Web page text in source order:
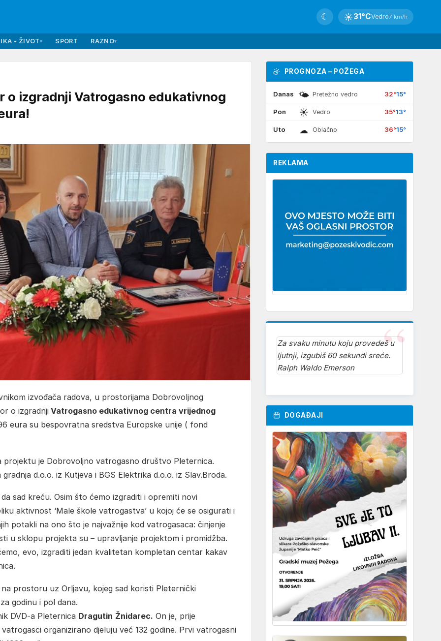
☀31°CVedro7 km/h
☾
- ŽIVOT▾ SPORT RAZNO▾
o izgradnji Vatrogasno edukativnog
izvođača radova, u prostorijama Dobrovoljnog
o izgradnji Vatrogasno edukativnog centra vrijednog
eura su bespovratna sredstva Europske unije ( fond
je Dobrovoljno vatrogasno društvo Pleternica.
d.o.o. iz Kutjeva i BGS Elektrika d.o.o. iz Slav.Broda.
sad kreću. Osim što ćemo izgraditi i opremiti novi
aktivnost ‘Male škole vatrogastva’ u kojoj će se osigurati i
potakli na ono što je najvažnije kod vatrogasaca: činjenje
u sklopu projekta su – upravljanje projektom i promidžba.
evo, izgraditi jedan kvalitetan kompletan centar kakav
prostoru uz Orljavu, kojeg sad koristi Pleternički
godinu i pol dana.
DVD-a Pleternica Dragutin Žnidarec. On je, prije
organizirano djeluju već 132 godine. Prvi vatrogasni
PROGNOZA – POŽEGA
Danas 🌤 Pretežno vedro 32°15°
Pon ☀ Vedro 35°13°
Uto ☁ Oblačno 36°15°
REKLAMA
Za svaku minutu koju provedeš u
ljutnji, izgubiš 60 sekundi sreće.
Ralph Waldo Emerson
DOGAĐAJI